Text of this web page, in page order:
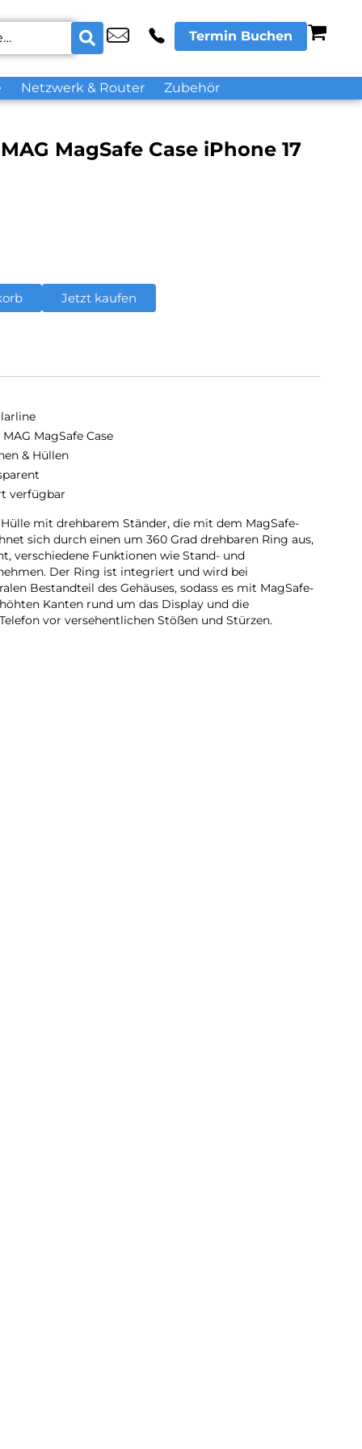
Termin Buchen
Netzwerk & Router Zubehör
MagSafe Case iPhone 17
Jetzt kaufen
MAG MagSafe Case
& Hüllen
verfügbar
mit drehbarem Ständer, die mit dem MagSafe-
sich durch einen um 360 Grad drehbaren Ring aus,
verschiedene Funktionen wie Stand- und
Der Ring ist integriert und wird bei
Bestandteil des Gehäuses, sodass es mit MagSafe-
Kanten rund um das Display und die
vor versehentlichen Stößen und Stürzen.